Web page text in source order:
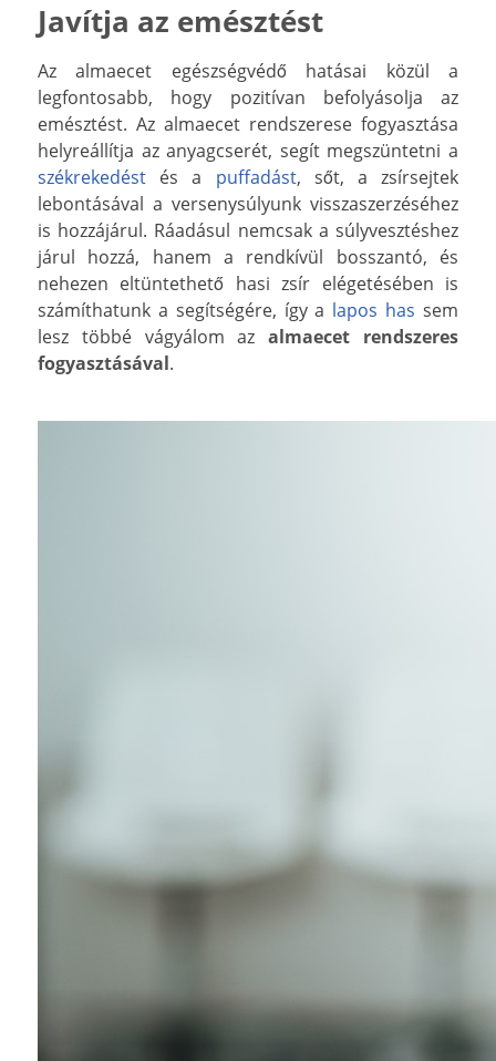
Javítja az emésztést
Az almaecet egészségvédő hatásai közül a
legfontosabb, hogy pozitívan befolyásolja az
emésztést. Az almaecet rendszerese fogyasztása
helyreállítja az anyagcserét, segít megszüntetni a
székrekedést és a puffadást, sőt, a zsírsejtek
lebontásával a versenysúlyunk visszaszerzéséhez
is hozzájárul. Ráadásul nemcsak a súlyvesztéshez
járul hozzá, hanem a rendkívül bosszantó, és
nehezen eltüntethető hasi zsír elégetésében is
számíthatunk a segítségére, így a lapos has sem
lesz többé vágyálom azalmaecet rendszeres
fogyasztásával.